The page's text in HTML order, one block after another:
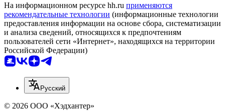
На информационном ресурсе hh.ru применяются
рекомендательные технологии (информационные технологии
предоставления информации на основе сбора, систематизации
и анализа сведений, относящихся к предпочтениям
пользователей сети «Интернет», находящихся на территории
Российской Федерации)
Русский
© 2026 ООО «Хэдхантер»